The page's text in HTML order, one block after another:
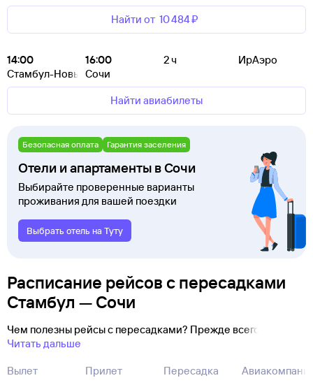
Найти от 10 ⁠484 ⁠₽
14:00
Стамбул-Новый
16:00
Сочи
2 ч ИрАэро
Найти авиабилеты
Безопасная оплата Гарантия заселения
Отели и апартаменты в Сочи
Выбирайте проверенные варианты
проживания для вашей поездки
Выбрать отель на Туту
Расписание рейсов с пересадками
Стамбул — Сочи
Чем полезны рейсы с пересадками? Прежде всего
Читать дальше
Вылет
Прилет
Пересадка